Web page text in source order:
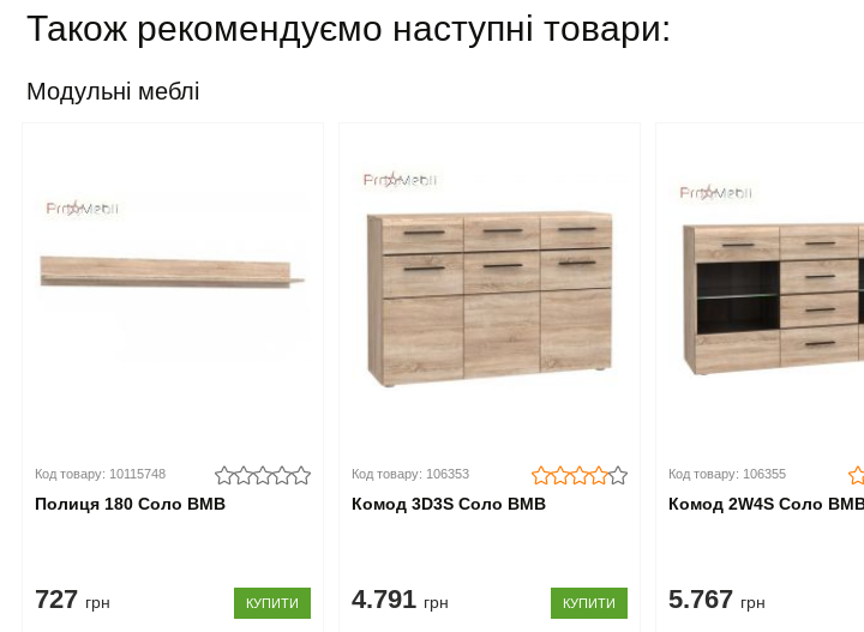
Також рекомендуємо наступні товари:
Модульні меблі
Код товару: 10115748
Полиця 180 Соло ВМВ
727 грн КУПИТИ
Код товару: 106353
Комод 3D3S Соло ВМВ
4.791 грн КУПИТИ
Код товару: 106355
Комод 2W4S Соло
5.767 грн